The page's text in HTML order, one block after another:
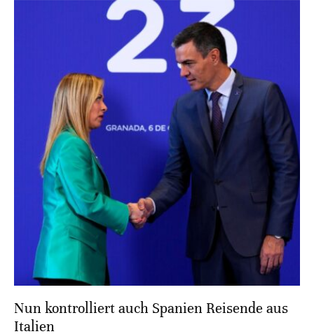
Nun kontrolliert auch Spanien Reisende aus
Italien